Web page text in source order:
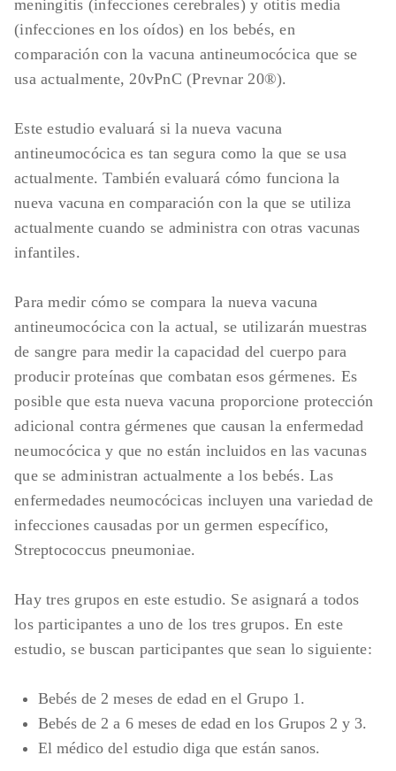
participación en el estudio.
meningitis (infecciones cerebrales) y otitis media
(infecciones en los oídos) en los bebés, en
comparación con la vacuna antineumocócica que se
usa actualmente, 20vPnC (Prevnar 20®).
Este estudio evaluará si la nueva vacuna
antineumocócica es tan segura como la que se usa
actualmente. También evaluará cómo funciona la
nueva vacuna en comparación con la que se utiliza
actualmente cuando se administra con otras vacunas
infantiles.
Para medir cómo se compara la nueva vacuna
antineumocócica con la actual, se utilizarán muestras
de sangre para medir la capacidad del cuerpo para
producir proteínas que combatan esos gérmenes. Es
posible que esta nueva vacuna proporcione protección
adicional contra gérmenes que causan la enfermedad
neumocócica y que no están incluidos en las vacunas
que se administran actualmente a los bebés. Las
enfermedades neumocócicas incluyen una variedad de
infecciones causadas por un germen específico,
Streptococcus pneumoniae.
Hay tres grupos en este estudio. Se asignará a todos
los participantes a uno de los tres grupos. En este
estudio, se buscan participantes que sean lo siguiente:
Bebés de 2 meses de edad en el Grupo 1.
Bebés de 2 a 6 meses de edad en los Grupos 2 y 3.
El médico del estudio diga que están sanos.